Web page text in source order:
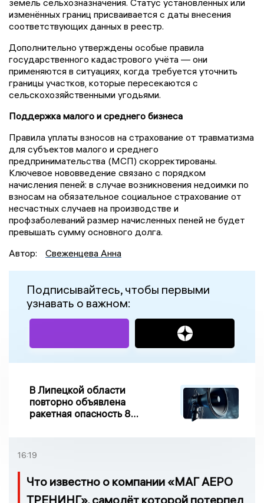
изменённых границ присваивается с даты внесения
соответствующих данных в реестр.
Дополнительно утверждены особые правила
государственного кадастрового учёта — они
применяются в ситуациях, когда требуется уточнить
границы участков, которые пересекаются с
сельскохозяйственными угодьями.
Поддержка малого и среднего бизнеса
Правила уплаты взносов на страхование от травматизма
для субъектов малого и среднего
предпринимательства (МСП) скорректированы.
Ключевое нововведение связано с порядком
начисления пеней: в случае возникновения недоимки по
взносам на обязательное социальное страхование от
несчастных случаев на производстве и
профзаболеваний размер начисленных пеней не будет
превышать сумму основного долга.
Автор:
Свеженцева Анна
Подписывайтесь, чтобы первыми
узнавать о важном:
В Липецкой области
повторно объявлена
ракетная опасность 8
16:19
Что известно о компании «МАГ АЕРО
ТРЕНИНГ», самолёт которой потерпел